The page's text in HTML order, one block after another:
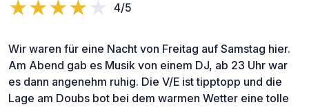
4/5
Wir waren für eine Nacht von Freitag auf Samstag hier.
Am Abend gab es Musik von einem DJ, ab 23 Uhr war
es dann angenehm ruhig. Die V/E ist tipptopp und die
Lage am Doubs bot bei dem warmen Wetter eine tolle